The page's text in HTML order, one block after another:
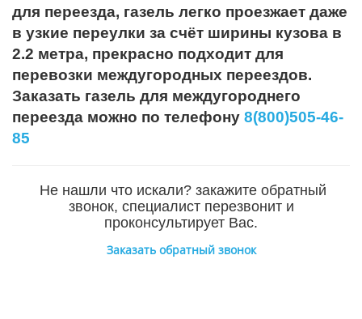
для переезда, газель легко проезжает даже
в узкие переулки за счёт ширины кузова в
2.2 метра, прекрасно подходит для
перевозки междугородных переездов.
Заказать газель для междугороднего
переезда можно по телефону 8(800)505-46-
85
Не нашли что искали? закажите обратный
звонок, специалист перезвонит и
проконсультирует Вас.
Заказать обратный звонок